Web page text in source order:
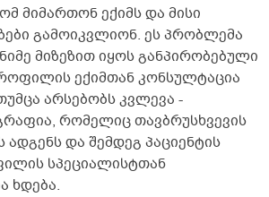
მიმართონ ექიმს და მისი
გამოიკვლიონ. ეს პრობლემა
მიზეზით იყოს განპირობებული
ექიმთან კონსულტაცია
არსებობს კვლევა -
რომელიც თავბრუსხვევის
ადგენს და შემდეგ პაციენტის
სპეციალისტთან
ხდება.